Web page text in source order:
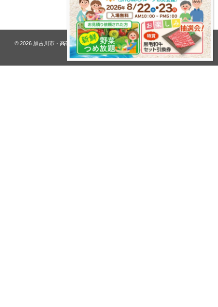
プライバシーポリシー
© 2026 加古川市・高砂市 夢リフォーム ウオハシ – 創業128年の老舗. All rights
reserved.